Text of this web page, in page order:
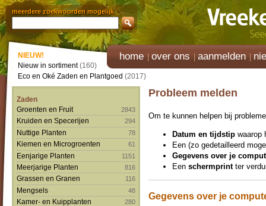
meerdere zoekwoorden mogelijk
home over ons aanmelden
NIEUW!
Nieuw in sortiment(160)
Eco en Oké Zaden en Plantgoed (2017)
Zaden
Groenten en Fruit
2843
Kruiden en Specerijen 294
Nuttige Planten 78
Kiemen en Microgroenten 61
Eenjarige Planten 1151
Meerjarige Planten 816
Grassen en Granen 116
Mengsels 48
Kamer- en Kuipplanten 280
Probleem melden
Om te kunnen helpen bij
Datum en tijdstip waarop
Een (zo gedetailleerd
Gegevens over je
Een schermprintter
Gegevens over je